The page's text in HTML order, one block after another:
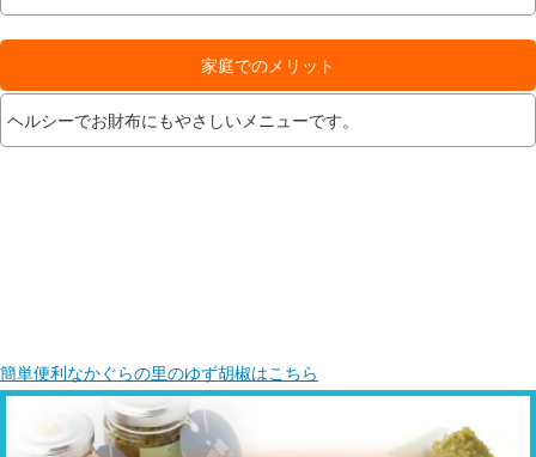
家庭でのメリット
ヘルシーでお財布にもやさしいメニューです。
簡単便利なかぐらの里のゆず胡椒はこちら